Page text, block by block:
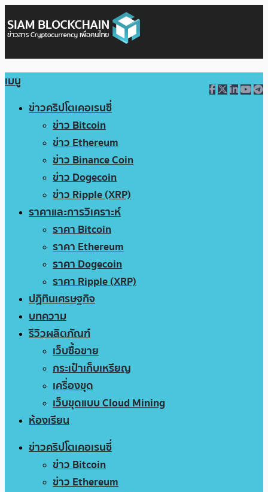
เมนู
ข่าวคริปโตเคอเรนซี่
ข่าว Bitcoin
ข่าว Ethereum
ข่าว Binance Coin
ข่าว Dogecoin
ข่าว Ripple (XRP)
ราคาและการวิเคราะห์
ราคา Bitcoin
ราคา Ethereum
ราคา Dogecoin
ราคา Ripple (XRP)
ปฏิทินเศรษฐกิจ
บทความ
รีวิวผลิตภัณฑ์
เว็บซื้อขาย
กระเป๋าเก็บเหรียญ
เครื่องขุด
เว็บขุดแบบ Cloud Mining
ห้องเรียน
ข่าวคริปโตเคอเรนซี่
ข่าว Bitcoin
ข่าว Ethereum